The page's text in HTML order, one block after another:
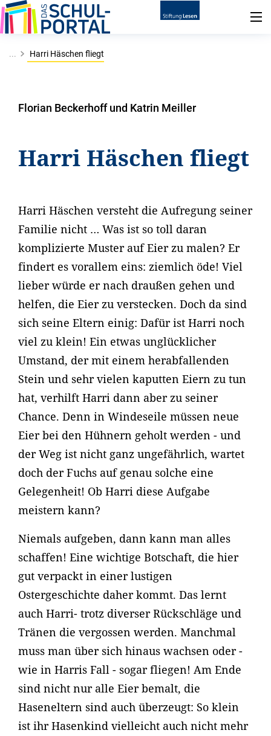
... Harri Häschen fliegt
Florian Beckerhoff und Katrin Meiller
Harri Häschen fliegt
Harri Häschen versteht die Aufregung seiner
Familie nicht … Was ist so toll daran
komplizierte Muster auf Eier zu malen? Er
findert es vorallem eins: ziemlich öde! Viel
lieber würde er nach draußen gehen und
helfen, die Eier zu verstecken. Doch da sind
sich seine Eltern einig: Dafür ist Harri noch
viel zu klein! Ein etwas unglücklicher
Umstand, der mit einem herabfallenden
Stein und sehr vielen kaputten Eiern zu tun
hat, verhilft Harri dann aber zu seiner
Chance. Denn in Windeseile müssen neue
Eier bei den Hühnern geholt werden - und
der Weg ist nicht ganz ungefährlich, wartet
doch der Fuchs auf genau solche eine
Gelegenheit! Ob Harri diese Aufgabe
meistern kann?
Niemals aufgeben, dann kann man alles
schaffen! Eine wichtige Botschaft, die hier
gut verpackt in einer lustigen
Ostergeschichte daher kommt. Das lernt
auch Harri- trotz diverser Rückschläge und
Tränen die vergossen werden. Manchmal
muss man über sich hinaus wachsen oder -
wie in Harris Fall - sogar fliegen! Am Ende
sind nicht nur alle Eier bemalt, die
Haseneltern sind auch überzeugt: So klein
ist ihr Hasenkind vielleicht auch nicht mehr